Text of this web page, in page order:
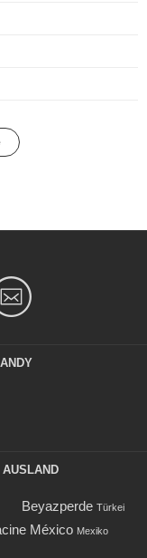
Beyazperde Türkei
México Mexiko